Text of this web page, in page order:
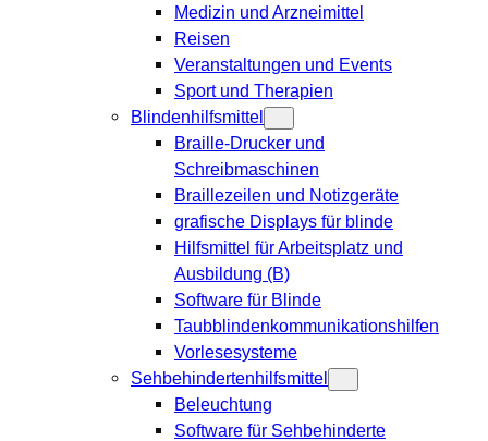
Medizin und Arzneimittel
Reisen
Veranstaltungen und Events
Sport und Therapien
Blindenhilfsmittel
Braille-Drucker und
Schreibmaschinen
Braillezeilen und Notizgeräte
grafische Displays für blinde
Hilfsmittel für Arbeitsplatz und
Ausbildung (B)
Software für Blinde
Taubblindenkommunikationshilfen
Vorlesesysteme
Sehbehindertenhilfsmittel
Beleuchtung
Software für Sehbehinderte